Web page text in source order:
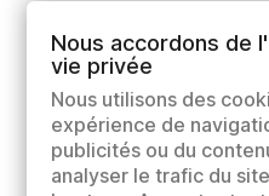
Nous accordons de
vie privée
Nous utilisons des
expérience de
publicités ou du
analyser le trafic du